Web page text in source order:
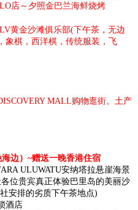
店～夕照金巴兰海鲜烧烤
黄金沙滩俱乐部(下午茶，无边
象棋，西洋棋，传统服装，飞
MALL购物逛街。土产
边）~赠送一晚香港住宿
ULUWATU安纳塔拉悬崖海景
位贵宾真正体验巴里岛的美丽沙
安排的劣质下午茶地点)
酒店